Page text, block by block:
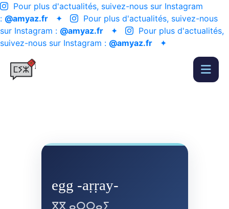
Pour plus d'actualités, suivez-nous sur Instagram
: @amyaz.fr ✦
Pour plus d'actualités, suivez-nous
sur Instagram : @amyaz.fr ✦
Pour plus d'actualités,
suivez-nous sur Instagram : @amyaz.fr ✦
egg -aṛṛay-
ⴳⴳ ⴰⵔⵔⴰⵢ